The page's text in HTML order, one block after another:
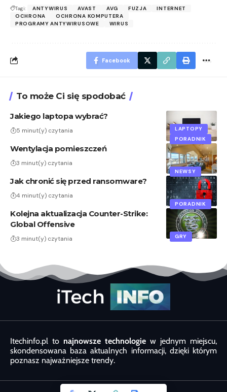
Tagi: ANTYWIRUS AVAST AVG FUZJA
INTERNET
OCHRONA
OCHRONA KOMPUTERA
PROGRAMY ANTYWIRUSOWE
WIRUS
Facebook
To może Ci się spodobać
LAPTOPY
PORADNIK
Jakiego laptopa wybrać?
5 minut(y) czytania
NEWSY
Wentylacja pomieszczeń
3 minut(y) czytania
PORADNIK
Jak chronić się przed ransomware?
4 minut(y) czytania
GRY
Kolejna aktualizacja Counter-Strike:
Global Offensive
3 minut(y) czytania
Itechinfo.pl to najnowsze technologie w jednym miejscu,
skondensowana baza aktualnych informacji, dzięki którym
poznasz najważniejsze trendy.